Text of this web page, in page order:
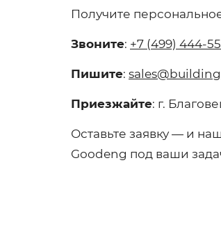
Получите
Звоните: +7 (499) 444-
Пишите:
Приезжайте: г.
Оставьте заявку — и
Goodeng под ваши